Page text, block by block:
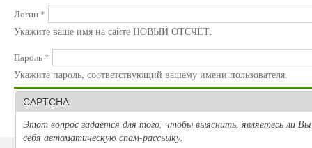
Логин *
Укажите ваше имя на сайте НОВЫЙ ОТСЧЁТ.
Пароль *
Укажите пароль, соответствующий вашему имени пользователя.
CAPTCHA
Этот вопрос задается для того, чтобы выяснить, являетесь ли Вы
себя автоматическую спам-рассылку.